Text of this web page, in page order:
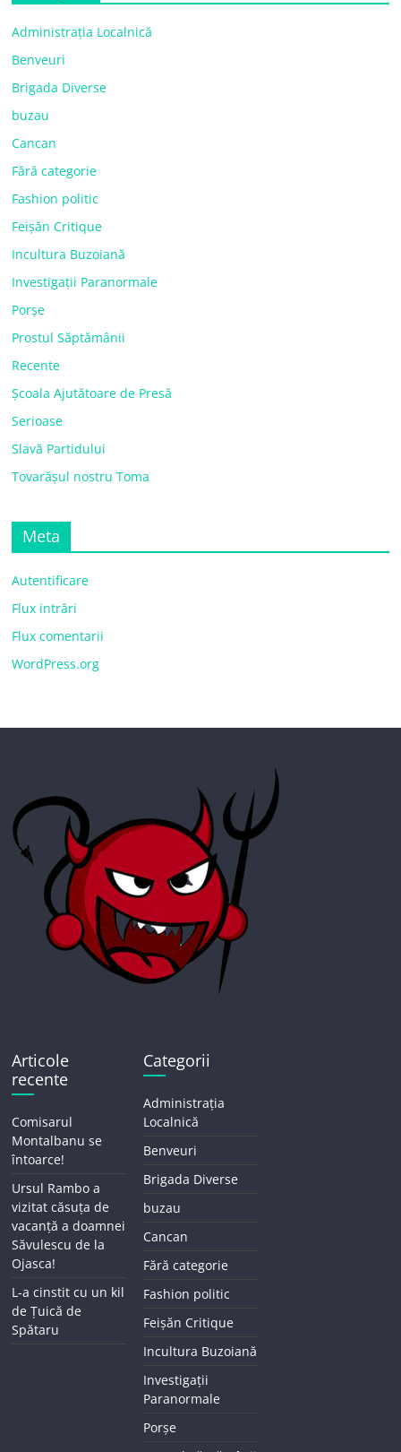
Administrația Localnică
Benveuri
Brigada Diverse
buzau
Cancan
Fără categorie
Fashion politic
Feișăn Critique
Incultura Buzoiană
Investigații Paranormale
Porșe
Prostul Săptămânii
Recente
Școala Ajutătoare de Presă
Serioase
Slavă Partidului
Tovarășul nostru Toma
Meta
Autentificare
Flux intrări
Flux comentarii
WordPress.org
Articole
recente
Comisarul
Montalbanu se
întoarce!
Ursul Rambo a
vizitat căsuța de
vacanță a doamnei
Săvulescu de la
Ojasca!
L-a cinstit cu un kil
de Țuică de
Spătaru
Categorii
Administrația
Localnică
Benveuri
Brigada Diverse
buzau
Cancan
Fără categorie
Fashion politic
Feișăn Critique
Incultura Buzoiană
Investigații
Paranormale
Porșe